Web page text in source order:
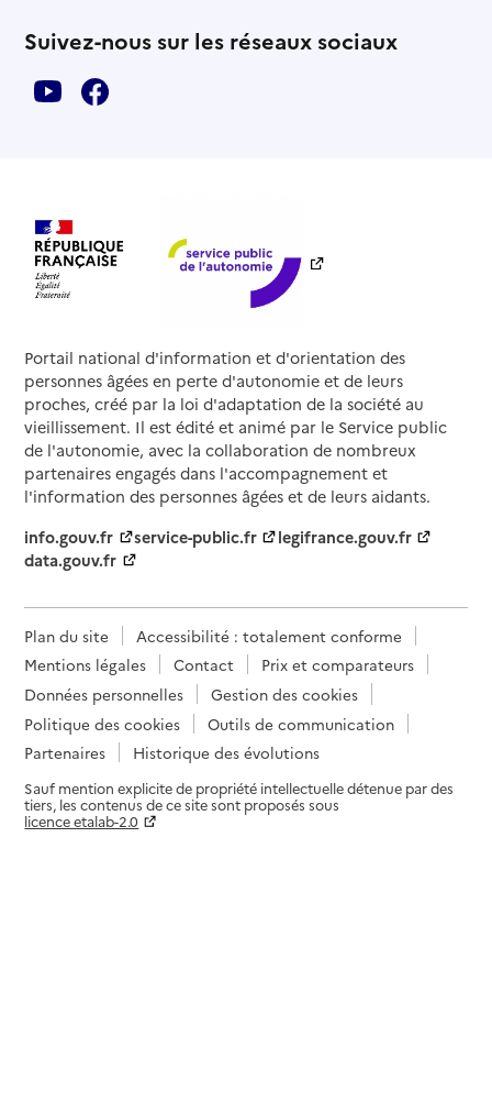
Suivez-nous sur les réseaux sociaux
Portail national d'information et d'orientation des
personnes âgées en perte d'autonomie et de leurs
proches, créé par la loi d'adaptation de la société au
vieillissement. Il est édité et animé par le Service public
de l'autonomie, avec la collaboration de nombreux
partenaires engagés dans l'accompagnement et
l'information des personnes âgées et de leurs aidants.
info.gouv.fr
service-public.fr
legifrance.gouv.fr
data.gouv.fr
Plan du site
Accessibilité : totalement conforme
Mentions légales
Contact
Prix et comparateurs
Données personnelles
Gestion des cookies
Politique des cookies
Outils de communication
Partenaires
Historique des évolutions
Sauf mention explicite de propriété intellectuelle détenue par des
tiers, les contenus de ce site sont proposés sous
licence etalab-2.0